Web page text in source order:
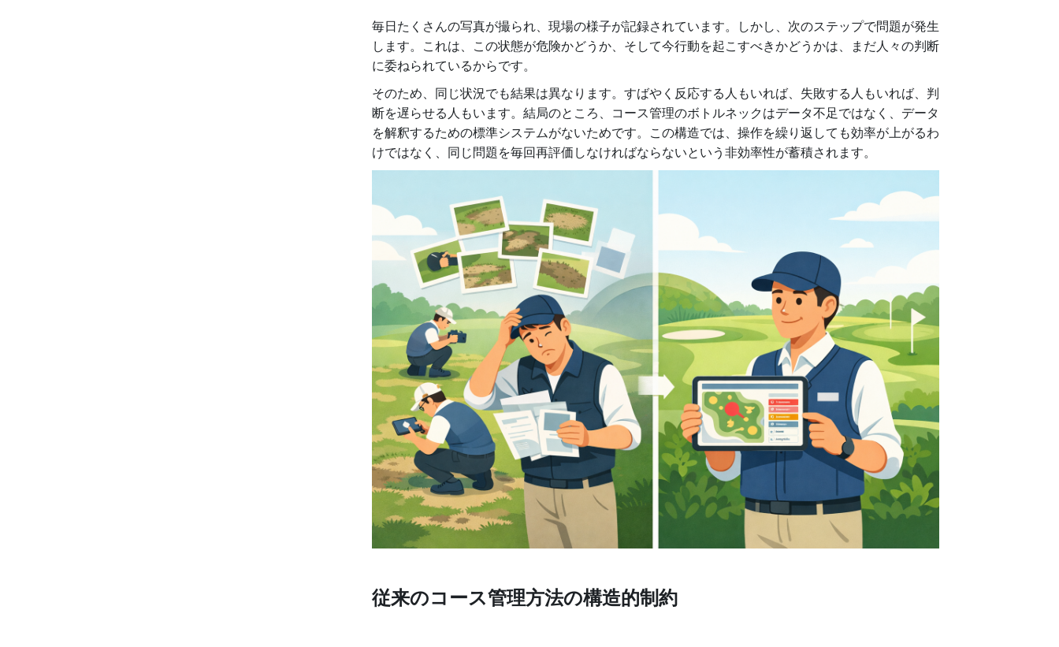
毎日たくさんの写真が撮られ、現場の様子が記録されています。しかし、次のステップで問題が発生
します。これは、この状態が危険かどうか、そして今行動を起こすべきかどうかは、まだ人々の判断
に委ねられているからです。
そのため、同じ状況でも結果は異なります。すばやく反応する人もいれば、失敗する人もいれば、判
断を遅らせる人もいます。結局のところ、コース管理のボトルネックはデータ不足ではなく、データ
を解釈するための標準システムがないためです。この構造では、操作を繰り返しても効率が上がるわ
けではなく、同じ問題を毎回再評価しなければならないという非効率性が蓄積されます。
従来のコース管理方法の構造的制約